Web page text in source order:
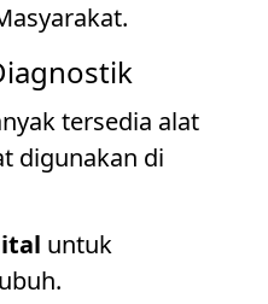
tersedia alat
digunakan di
untuk